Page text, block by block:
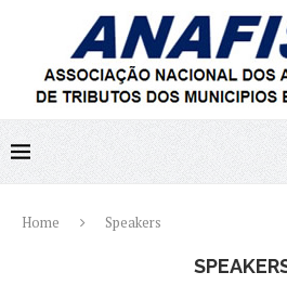
Home Speakers